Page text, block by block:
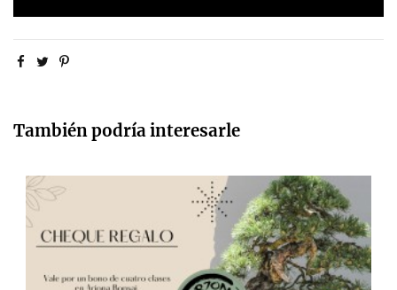
También podría interesarle